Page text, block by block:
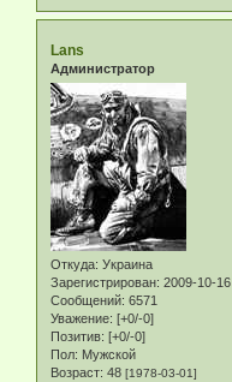
Lans
Администратор
Откуда: Украина
Зарегистрирован: 2009-10-16
Сообщений: 6571
Уважение: [+0/-0]
Позитив: [+0/-0]
Пол: Мужской
Возраст: 48 [1978-03-01]